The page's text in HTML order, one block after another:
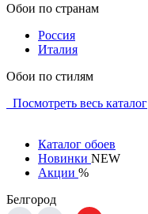
Обои по странам
Россия
Италия
Обои по стилям
Посмотреть весь каталог
Каталог обоев
Новинки NEW
Акции %
Белгород